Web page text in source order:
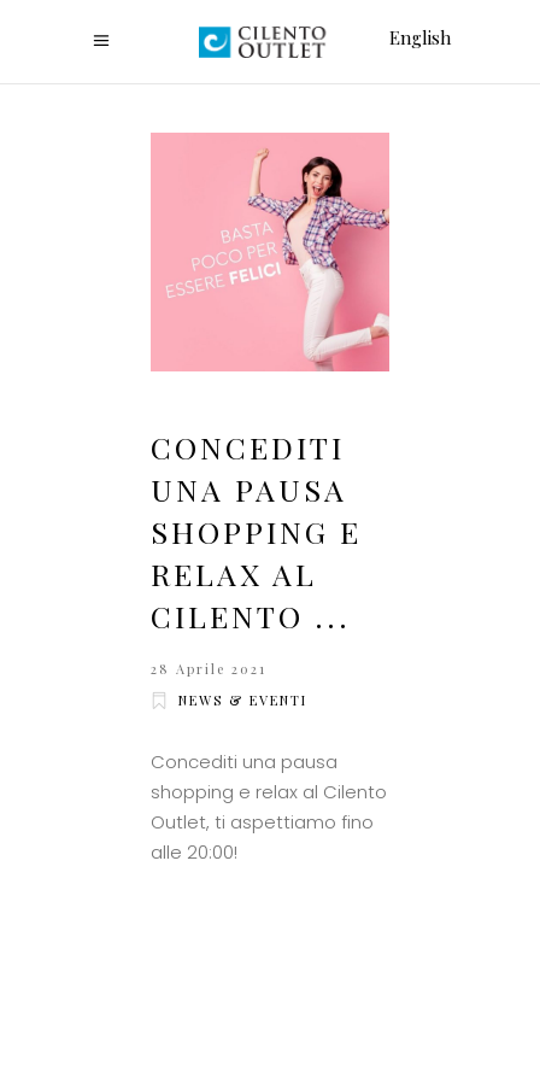
English
CONCEDITI
UNA PAUSA
SHOPPING E
RELAX AL
CILENTO ...
28 Aprile 2021
NEWS & EVENTI
Concediti una pausa
shopping e relax al Cilento
Outlet, ti aspettiamo fino
alle 20:00!